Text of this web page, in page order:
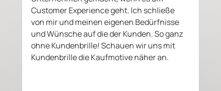
Customer Experience geht. Ich schließe
von mir und meinen eigenen Bedürfnisse
und Wünsche auf die der Kunden. So ganz
ohne Kundenbrille! Schauen wir uns mit
Kundenbrille die Kaufmotive näher an.